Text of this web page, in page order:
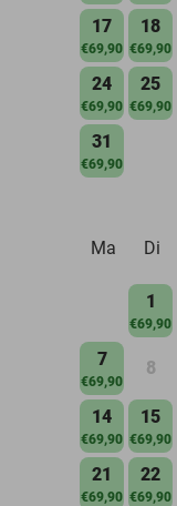
17
€69,90
18
€69,90
24
€69,90
25
€69,90
31
€69,90
Ma
Di
1
€69,90
7
€69,90
8
14
€69,90
15
€69,90
21
€69,90
22
€69,90